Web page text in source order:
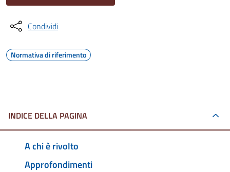
Condividi
Normativa di riferimento
INDICE DELLA PAGINA
A chi è rivolto
Approfondimenti